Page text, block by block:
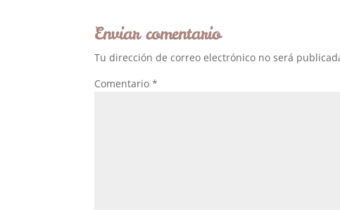
Enviar comentario
Tu dirección de correo electrónico no será
Comentario*